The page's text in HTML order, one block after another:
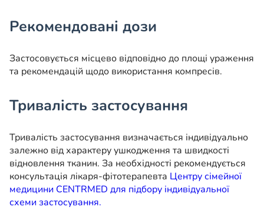
Рекомендовані дози
Застосовується місцево відповідно до площі ураження
та рекомендацій щодо використання компресів.
Тривалість застосування
Тривалість застосування визначається індивідуально
залежно від характеру ушкодження та швидкості
відновлення тканин. За необхідності рекомендується
консультація лікаря-фітотерапевта Центру сімейної
медицини CENTRMED для підбору індивідуальної
схеми застосування.